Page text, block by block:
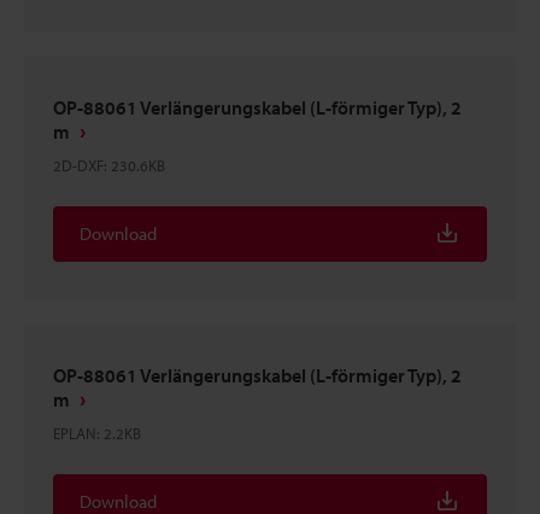
OP-88061 Verlängerungskabel (L-förmiger Typ), 2
m
2D-DXF: 230.6KB
Download
OP-88061 Verlängerungskabel (L-förmiger Typ), 2
m
EPLAN: 2.2KB
Download